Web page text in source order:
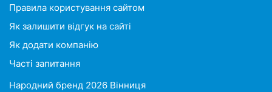
Правила користування сайтом
Як залишити відгук на сайті
Як додати компанію
Часті запитання
Народний бренд 2026 Вінниця